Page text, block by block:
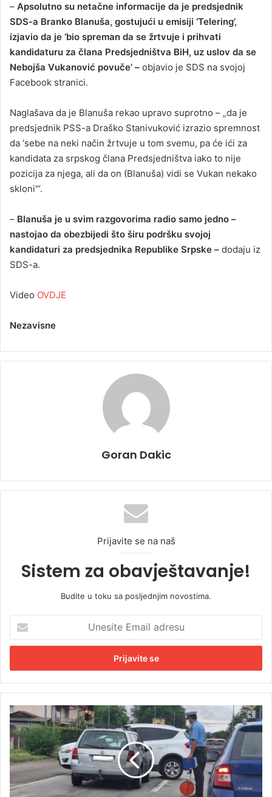
– Apsolutno su netačne informacije da je predsjednik
SDS-a Branko Blanuša, gostujući u emisiji ‘Telering’,
izjavio da je ‘bio spreman da se žrtvuje i prihvati
kandidaturu za člana Predsjedništva BiH, uz uslov da se
Nebojša Vukanović povuče’ – objavio je SDS na svojoj
Facebook stranici.
Naglašava da je Blanuša rekao upravo suprotno – „da je
predsjednik PSS-a Draško Stanivuković izrazio spremnost
da ‘sebe na neki način žrtvuje u tom svemu, pa će ići za
kandidata za srpskog člana Predsjedništva iako to nije
pozicija za njega, ali da on (Blanuša) vidi se Vukan nekako
skloni'“.
– Blanuša je u svim razgovorima radio samo jedno –
nastojao da obezbijedi što širu podršku svojoj
kandidaturi za predsjednika Republike Srpske – dodaju iz
SDS-a.
Video OVDJE
Nezavisne
Goran Dakic
Prijavite se na naš
Sistem za obavještavanje!
Budite u toku sa posljednjim novostima.
e
i
t
E
m
a
i
l
a
d
T
r
i
u
d
s